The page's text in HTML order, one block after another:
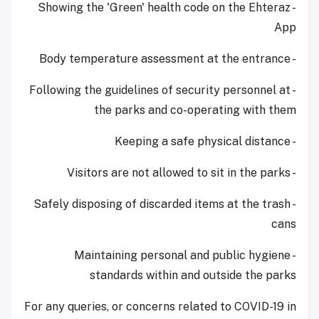
- Showing the 'Green' health code on the Ehteraz
App
- Body temperature assessment at the entrance
- Following the guidelines of security personnel at
the parks and co-operating with them
- Keeping a safe physical distance
- Visitors are not allowed to sit in the parks
- Safely disposing of discarded items at the trash
cans
- Maintaining personal and public hygiene
standards within and outside the parks
For any queries, or concerns related to COVID-19 in